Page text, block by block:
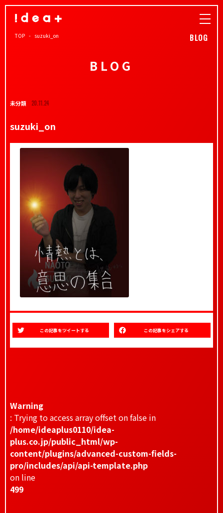
BLOG
TOP suzuki_on
BLOG
未分類 20.11.24
suzuki_on
この記事をツイートする この記事をシェアする
Warning
: Trying to access array offset on false in
/home/ideaplus0110/idea-
plus.co.jp/public_html/wp-
content/plugins/advanced-custom-fields-
pro/includes/api/api-template.php
on line
499